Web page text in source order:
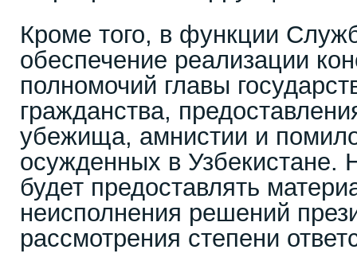
Кроме того, в функции
обеспечение реализации
полномочий главы
гражданства,
убежища, амнистии и
осужденных в Узбекистане.
будет предоставлять
неисполнения решений
рассмотрения степени